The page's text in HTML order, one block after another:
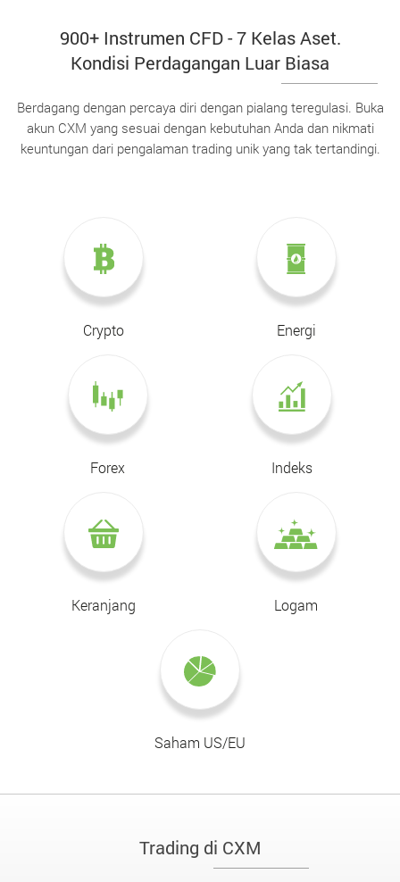
900+ Instrumen CFD - 7 Kelas Aset.
Kondisi Perdagangan Luar Biasa
Berdagang dengan percaya diri dengan pialang teregulasi. Buka
akun CXM yang sesuai dengan kebutuhan Anda dan nikmati
keuntungan dari pengalaman trading unik yang tak tertandingi.
Crypto Energi
Forex Indeks
Keranjang Logam
Saham US/EU
Trading di CXM